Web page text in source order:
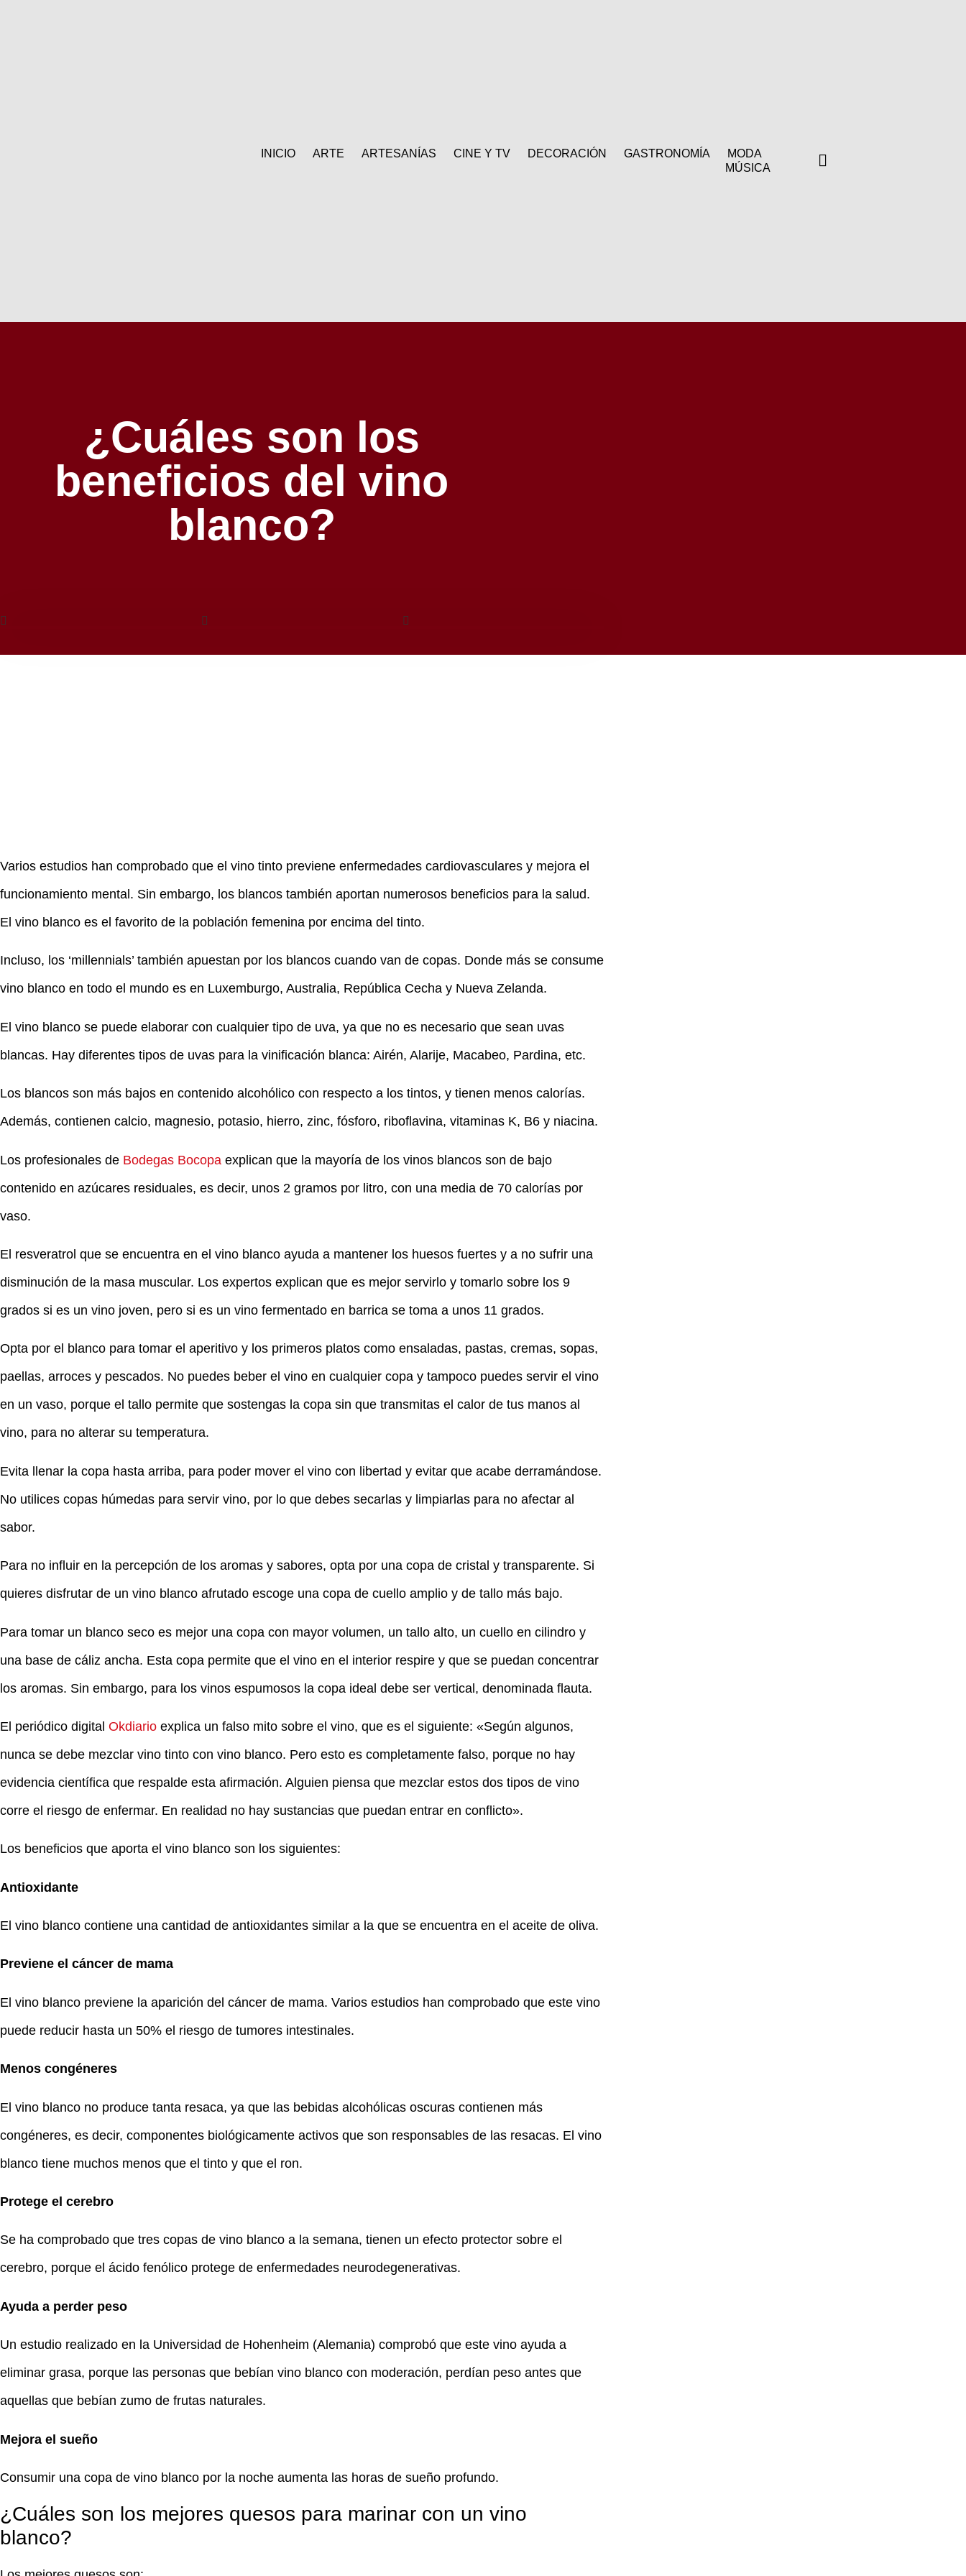
INICIO ARTE ARTESANÍAS CINE Y TV DECORACIÓN GASTRONOMÍA
MODA
MÚSICA
¿Cuáles son los
beneficios del vino
blanco?
Varios estudios han comprobado que el vino tinto previene enfermedades cardiovasculares y mejora el
funcionamiento mental. Sin embargo, los blancos también aportan numerosos beneficios para la salud.
El vino blanco es el favorito de la población femenina por encima del tinto.
Incluso, los ‘millennials’ también apuestan por los blancos cuando van de copas. Donde más se consume
vino blanco en todo el mundo es en Luxemburgo, Australia, República Cecha y Nueva Zelanda.
El vino blanco se puede elaborar con cualquier tipo de uva, ya que no es necesario que sean uvas
blancas. Hay diferentes tipos de uvas para la vinificación blanca: Airén, Alarije, Macabeo, Pardina, etc.
Los blancos son más bajos en contenido alcohólico con respecto a los tintos, y tienen menos calorías.
Además, contienen calcio, magnesio, potasio, hierro, zinc, fósforo, riboflavina, vitaminas K, B6 y niacina.
Los profesionales de Bodegas Bocopa explican que la mayoría de los vinos blancos son de bajo
contenido en azúcares residuales, es decir, unos 2 gramos por litro, con una media de 70 calorías por
vaso.
El resveratrol que se encuentra en el vino blanco ayuda a mantener los huesos fuertes y a no sufrir una
disminución de la masa muscular. Los expertos explican que es mejor servirlo y tomarlo sobre los 9
grados si es un vino joven, pero si es un vino fermentado en barrica se toma a unos 11 grados.
Opta por el blanco para tomar el aperitivo y los primeros platos como ensaladas, pastas, cremas, sopas,
paellas, arroces y pescados. No puedes beber el vino en cualquier copa y tampoco puedes servir el vino
en un vaso, porque el tallo permite que sostengas la copa sin que transmitas el calor de tus manos al
vino, para no alterar su temperatura.
Evita llenar la copa hasta arriba, para poder mover el vino con libertad y evitar que acabe derramándose.
No utilices copas húmedas para servir vino, por lo que debes secarlas y limpiarlas para no afectar al
sabor.
Para no influir en la percepción de los aromas y sabores, opta por una copa de cristal y transparente. Si
quieres disfrutar de un vino blanco afrutado escoge una copa de cuello amplio y de tallo más bajo.
Para tomar un blanco seco es mejor una copa con mayor volumen, un tallo alto, un cuello en cilindro y
una base de cáliz ancha. Esta copa permite que el vino en el interior respire y que se puedan concentrar
los aromas. Sin embargo, para los vinos espumosos la copa ideal debe ser vertical, denominada flauta.
El periódico digital Okdiario explica un falso mito sobre el vino, que es el siguiente: «Según algunos,
nunca se debe mezclar vino tinto con vino blanco. Pero esto es completamente falso, porque no hay
evidencia científica que respalde esta afirmación. Alguien piensa que mezclar estos dos tipos de vino
corre el riesgo de enfermar. En realidad no hay sustancias que puedan entrar en conflicto».
Los beneficios que aporta el vino blanco son los siguientes:
Antioxidante
El vino blanco contiene una cantidad de antioxidantes similar a la que se encuentra en el aceite de oliva.
Previene el cáncer de mama
El vino blanco previene la aparición del cáncer de mama. Varios estudios han comprobado que este vino
puede reducir hasta un 50% el riesgo de tumores intestinales.
Menos congéneres
El vino blanco no produce tanta resaca, ya que las bebidas alcohólicas oscuras contienen más
congéneres, es decir, componentes biológicamente activos que son responsables de las resacas. El vino
blanco tiene muchos menos que el tinto y que el ron.
Protege el cerebro
Se ha comprobado que tres copas de vino blanco a la semana, tienen un efecto protector sobre el
cerebro, porque el ácido fenólico protege de enfermedades neurodegenerativas.
Ayuda a perder peso
Un estudio realizado en la Universidad de Hohenheim (Alemania) comprobó que este vino ayuda a
eliminar grasa, porque las personas que bebían vino blanco con moderación, perdían peso antes que
aquellas que bebían zumo de frutas naturales.
Mejora el sueño
Consumir una copa de vino blanco por la noche aumenta las horas de sueño profundo.
¿Cuáles son los mejores quesos para marinar con un vino
blanco?